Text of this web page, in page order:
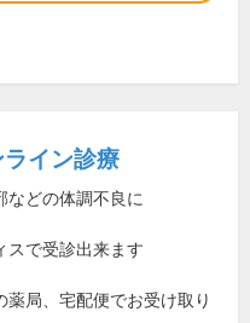
ライン診療
などの体調不良に
スで受診出来ます
薬局、宅配便でお受け取り